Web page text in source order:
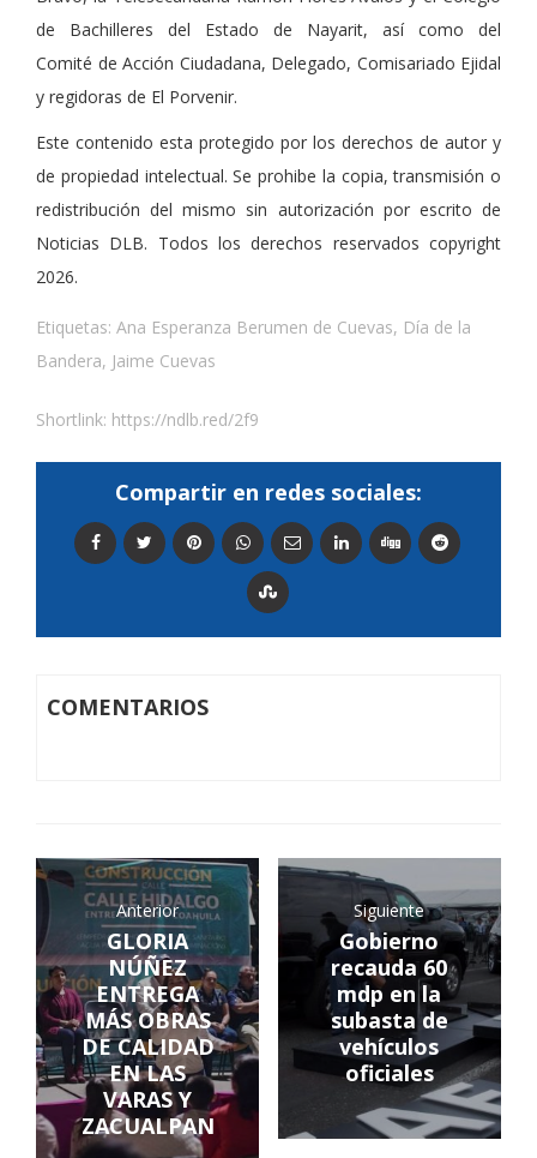
de Bachilleres del Estado de Nayarit, así como del
Comité de Acción Ciudadana, Delegado, Comisariado Ejidal
y regidoras de El Porvenir.
Este contenido esta protegido por los derechos de autor y
de propiedad intelectual. Se prohibe la copia, transmisión o
redistribución del mismo sin autorización por escrito de
Noticias DLB. Todos los derechos reservados copyright
2026.
Etiquetas: Ana Esperanza Berumen de Cuevas, Día de la
Bandera, Jaime Cuevas
Shortlink: https://ndlb.red/2f9
Compartir en redes sociales:
COMENTARIOS
Anterior
GLORIA
NÚÑEZ
ENTREGA
MÁS OBRAS
DE CALIDAD
EN LAS
VARAS Y
ZACUALPAN
Siguiente
Gobierno
recauda 60
mdp en la
subasta de
vehículos
oficiales